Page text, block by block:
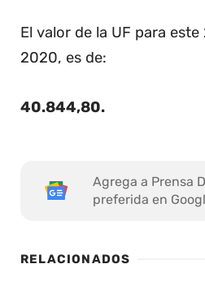
El valor de la UF para
2020, es de:
40.844,80.
Agrega a Prensa
preferida en
RELACIONADOS